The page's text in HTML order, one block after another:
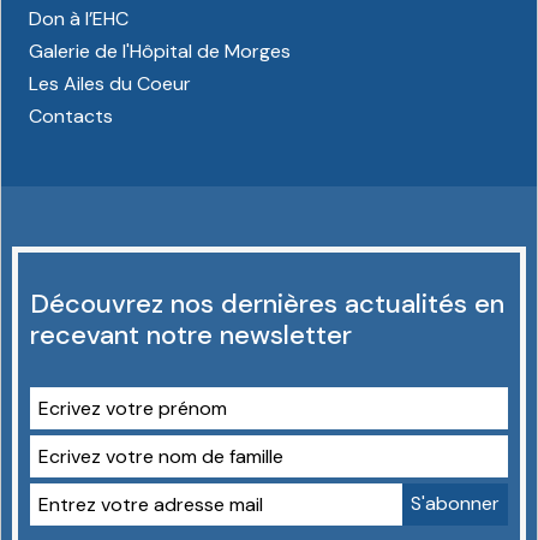
Don à l’EHC
Galerie de l'Hôpital de Morges
Les Ailes du Coeur
Contacts
Découvrez nos dernières actualités en
recevant notre newsletter